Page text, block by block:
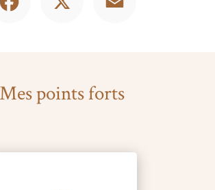
Mes points forts